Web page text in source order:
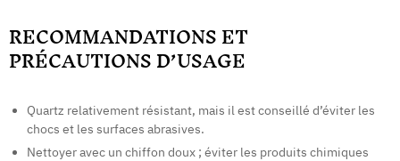
RECOMMANDATIONS ET
PRÉCAUTIONS D’USAGE
Quartz relativement résistant, mais il est conseillé d’éviter les
chocs et les surfaces abrasives.
Nettoyer avec un chiffon doux ; éviter les produits chimiques